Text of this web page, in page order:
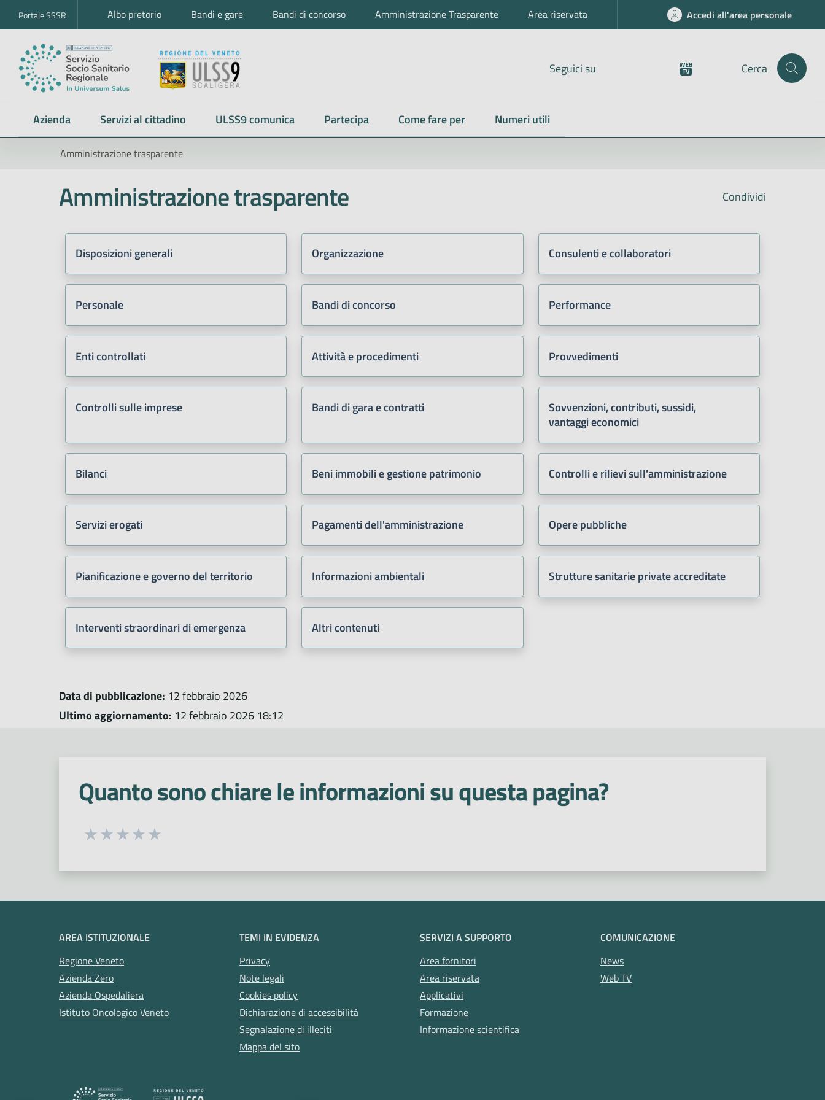
Portale SSSR Albo pretorio Bandi e gare Bandi di concorso Amministrazione Trasparente Area riservata Accedi all'area personale
Seguici su Cerca
Azienda Servizi al cittadino ULSS9 comunica Partecipa Come fare per Numeri utili
Amministrazione trasparente
Condividi
Amministrazione trasparente
Disposizioni generali Organizzazione Consulenti e collaboratori
Personale Bandi di concorso Performance
Enti controllati Attività e procedimenti Provvedimenti
Controlli sulle imprese Bandi di gara e contratti
Sovvenzioni, contributi, sussidi,
vantaggi economici
Bilanci Beni immobili e gestione patrimonio Controlli e rilievi sull'amministrazione
Servizi erogati Pagamenti dell'amministrazione Opere pubbliche
Pianificazione e governo del territorio Informazioni ambientali Strutture sanitarie private accreditate
Interventi straordinari di emergenza Altri contenuti
Data di pubblicazione: 12 febbraio 2026
Ultimo aggiornamento: 12 febbraio 2026 18:12
Quanto sono chiare le informazioni su questa pagina?
Seleziona una valutazione da 1 a 5 stelle
AREA ISTITUZIONALE
Regione Veneto
Azienda Zero
Azienda Ospedaliera
Istituto Oncologico Veneto
TEMI IN EVIDENZA
Privacy
Note legali
Cookies policy
Dichiarazione di accessibilità
Segnalazione di illeciti
Mappa del sito
SERVIZI A SUPPORTO
Area fornitori
Area riservata
Applicativi
Formazione
Informazione scientifica
COMUNICAZIONE
News
Web TV